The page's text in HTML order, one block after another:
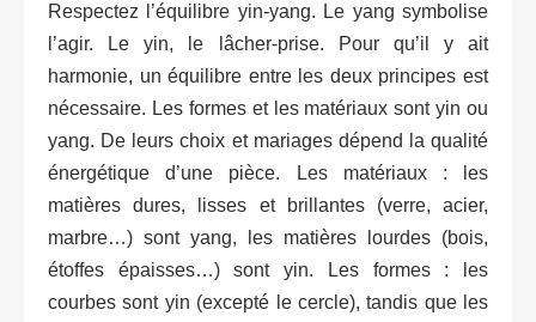
Respectez l’équilibre yin-yang. Le yang symbolise
l’agir. Le yin, le lâcher-prise. Pour qu’il y ait
harmonie, un équilibre entre les deux principes est
nécessaire. Les formes et les matériaux sont yin ou
yang. De leurs choix et mariages dépend la qualité
énergétique d’une pièce. Les matériaux : les
matières dures, lisses et brillantes (verre, acier,
marbre…) sont yang, les matières lourdes (bois,
étoffes épaisses…) sont yin. Les formes : les
courbes sont yin (excepté le cercle), tandis que les